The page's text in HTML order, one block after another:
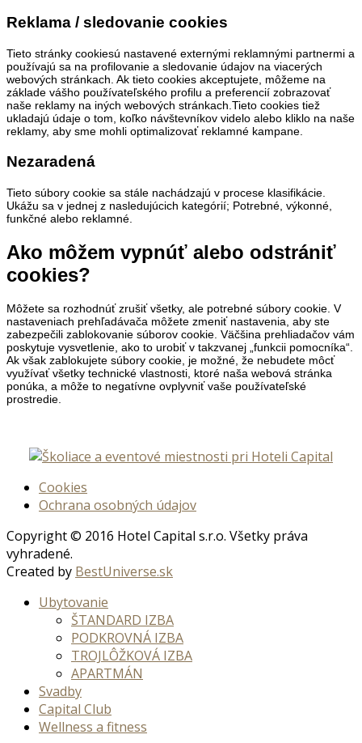
Reklama / sledovanie cookies
Tieto stránky cookiesú nastavené externými reklamnými partnermi a
používajú sa na profilovanie a sledovanie údajov na viacerých
webových stránkach. Ak tieto cookies akceptujete, môžeme na
základe vášho používateľského profilu a preferencií zobrazovať
naše reklamy na iných webových stránkach.Tieto cookies tiež
ukladajú údaje o tom, koľko návštevníkov videlo alebo kliklo na naše
reklamy, aby sme mohli optimalizovať reklamné kampane.
Nezaradená
Tieto súbory cookie sa stále nachádzajú v procese klasifikácie.
Ukážu sa v jednej z nasledujúcich kategórií; Potrebné, výkonné,
funkčné alebo reklamné.
Ako môžem vypnúť alebo odstrániť
cookies?
Môžete sa rozhodnúť zrušiť všetky, ale potrebné súbory cookie. V
nastaveniach prehľadávača môžete zmeniť nastavenia, aby ste
zabezpečili zablokovanie súborov cookie. Väčšina prehliadačov vám
poskytuje vysvetlenie, ako to urobiť v takzvanej „funkcii pomocníka“.
Ak však zablokujete súbory cookie, je možné, že nebudete môcť
využívať všetky technické vlastnosti, ktoré naša webová stránka
ponúka, a môže to negatívne ovplyvniť vaše používateľské
prostredie.
Cookies
Ochrana osobných údajov
Copyright © 2016 Hotel Capital s.r.o. Všetky práva
vyhradené.
Created by BestUniverse.sk
Ubytovanie
ŠTANDARD IZBA
PODKROVNÁ IZBA
TROJLÔŽKOVÁ IZBA
APARTMÁN
Svadby
Capital Club
Wellness a fitness